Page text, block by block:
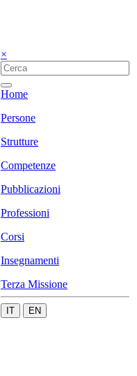
×
Home
Persone
Strutture
Competenze
Pubblicazioni
Professioni
Corsi
Insegnamenti
Terza Missione
IT EN